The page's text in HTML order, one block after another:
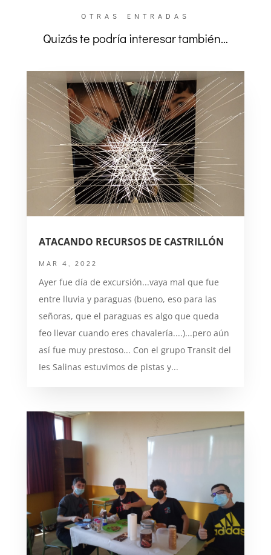
OTRAS ENTRADAS
Quizás te podría interesar también…
ATACANDO RECURSOS DE CASTRILLÓN
MAR 4, 2022
Ayer fue día de excursión...vaya mal que fue
entre lluvia y paraguas (bueno, eso para las
señoras, que el paraguas es algo que queda
feo llevar cuando eres chavalería....)...pero aún
así fue muy prestoso... Con el grupo Transit del
Ies Salinas estuvimos de pistas y...